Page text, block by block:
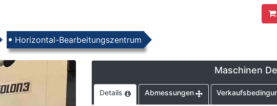
Horizontal-Bearbeitungszentrum
Maschinen
Details Abmessungen